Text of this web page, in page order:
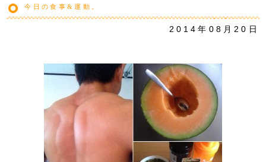
今日の食事&運動。
2014年08月20日